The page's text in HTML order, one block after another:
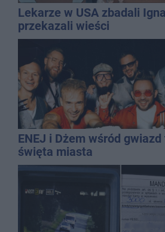
Lekarze w USA zbadali
przekazali wieści
ENEJ i Dżem wśród
święta miasta